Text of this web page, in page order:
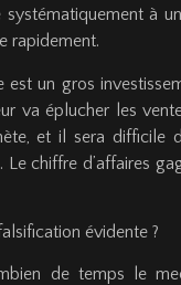
à
rapidement.
est un gros
va éplucher les
et il sera difficile
. Le chiffre d’affaires
évidente ?
de temps le